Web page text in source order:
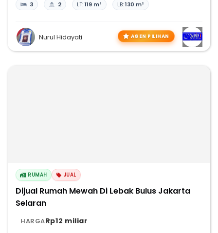
3 2 LT:119 m² LB:130 m²
Nurul Hidayati AGEN PILIHAN
RUMAH JUAL
Dijual Rumah Mewah Di Lebak Bulus Jakarta
Selaran
HARGARp12 miliar